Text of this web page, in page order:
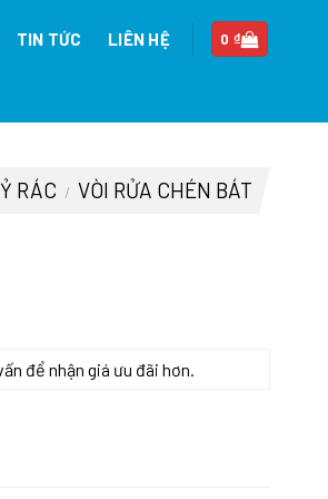
TIN TỨC LIÊN HỆ 0₫
RÁC / VÒI RỬA CHÉN BÁT
để nhận giá ưu đãi hơn.